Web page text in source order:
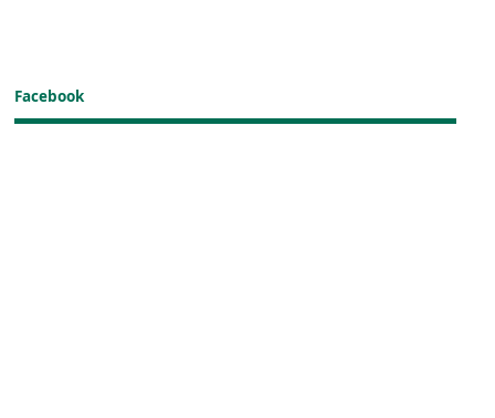
Facebook